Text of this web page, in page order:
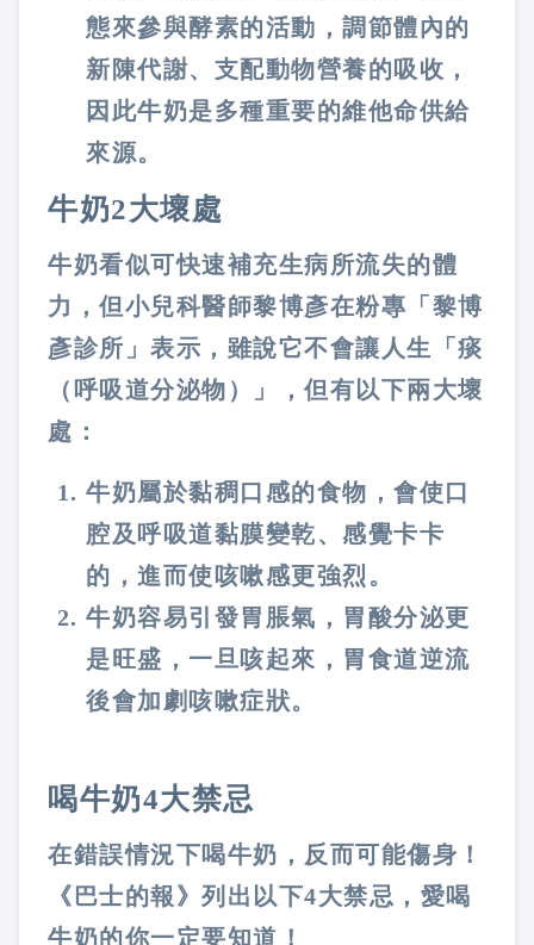
態來參與酵素的活動，調節體內的
新陳代謝、支配動物營養的吸收，
因此牛奶是多種重要的維他命供給
來源。
牛奶2大壞處
牛奶看似可快速補充生病所流失的體
力，但小兒科醫師黎博彥在粉專「黎博
彥診所」表示，雖說它不會讓人生「痰
（呼吸道分泌物）」，但有以下兩大壞
處：
牛奶屬於黏稠口感的食物，會使口
腔及呼吸道黏膜變乾、感覺卡卡
的，進而使咳嗽感更強烈。
牛奶容易引發胃脹氣，胃酸分泌更
是旺盛，一旦咳起來，胃食道逆流
後會加劇咳嗽症狀。
喝牛奶4大禁忌
在錯誤情況下喝牛奶，反而可能傷身！
《巴士的報》列出以下4大禁忌，愛喝
牛奶的你一定要知道！